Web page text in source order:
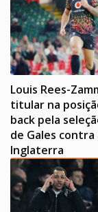
Louis Rees-
titular na
back pela
de Gales contra
Inglaterra